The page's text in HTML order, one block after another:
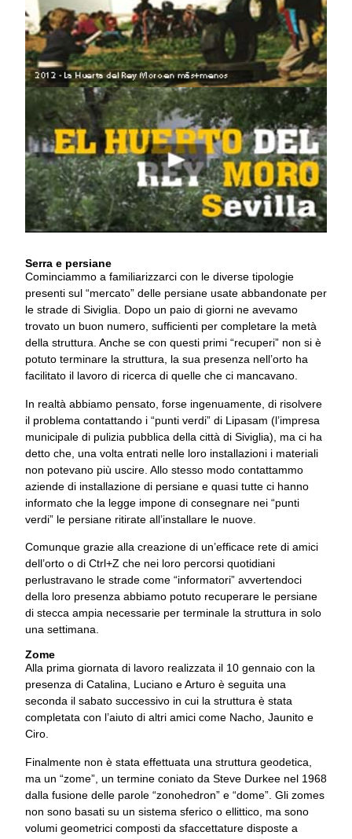
Serra e persiane
Cominciammo a familiarizzarci con le diverse tipologie
presenti sul “mercato” delle persiane usate abbandonate per
le strade di Siviglia. Dopo un paio di giorni ne avevamo
trovato un buon numero, sufficienti per completare la metà
della struttura. Anche se con questi primi “recuperi” non si è
potuto terminare la struttura, la sua presenza nell’orto ha
facilitato il lavoro di ricerca di quelle che ci mancavano.
In realtà abbiamo pensato, forse ingenuamente, di risolvere
il problema contattando i “punti verdi” di Lipasam (l’impresa
municipale di pulizia pubblica della città di Siviglia), ma ci ha
detto che, una volta entrati nelle loro installazioni i materiali
non potevano più uscire. Allo stesso modo contattammo
aziende di installazione di persiane e quasi tutte ci hanno
informato che la legge impone di consegnare nei “punti
verdi” le persiane ritirate all’installare le nuove.
Comunque grazie alla creazione di un’efficace rete di amici
dell’orto o di Ctrl+Z che nei loro percorsi quotidiani
perlustravano le strade come “informatori” avvertendoci
della loro presenza abbiamo potuto recuperare le persiane
di stecca ampia necessarie per terminale la struttura in solo
una settimana.
Zome
Alla prima giornata di lavoro realizzata il 10 gennaio con la
presenza di Catalina, Luciano e Arturo è seguita una
seconda il sabato successivo in cui la struttura è stata
completata con l’aiuto di altri amici come Nacho, Jaunito e
Ciro.
Finalmente non è stata effettuata una struttura geodetica,
ma un “zome”, un termine coniato da Steve Durkee nel 1968
dalla fusione delle parole “zonohedron” e “dome”. Gli zomes
non sono basati su un sistema sferico o ellittico, ma sono
volumi geometrici composti da sfaccettature disposte a